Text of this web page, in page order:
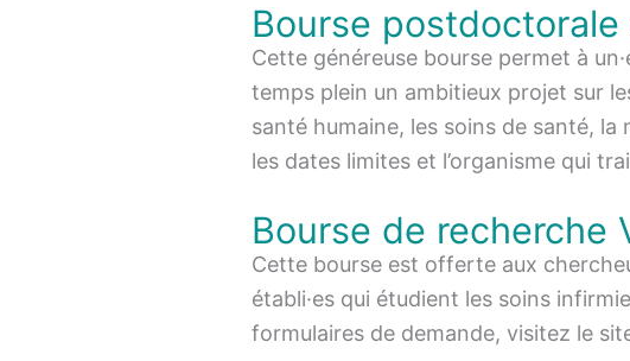
Bourse postdoctorale
Cette généreuse bourse permet à
temps plein un ambitieux projet sur
santé humaine, les soins de santé, la
les dates limites et l’organisme qui
Bourse de recherche
Cette bourse est offerte aux
établi·es qui étudient les soins
formulaires de demande, visitez le site